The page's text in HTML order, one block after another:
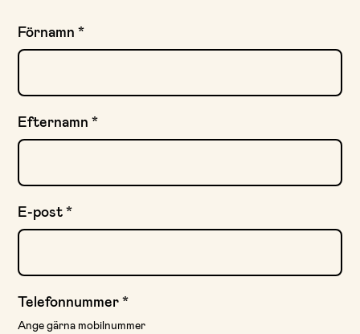
Förnamn*
Efternamn*
E-post*
Telefonnummer*
Ange gärna mobilnummer